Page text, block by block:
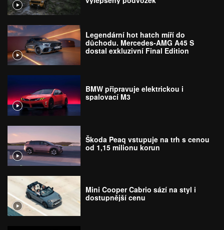
Legendární hot hatch míří do
důchodu. Mercedes-AMG A45 S
dostal exkluzivní Final Edition
BMW připravuje elektrickou i
spalovací M3
Škoda Peaq vstupuje na trh s cenou
od 1,15 milionu korun
Mini Cooper Cabrio sází na styl i
dostupnější cenu